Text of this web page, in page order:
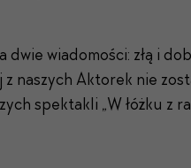
wiadomości: złą i
naszych Aktorek nie
spektakli „W łóżku z